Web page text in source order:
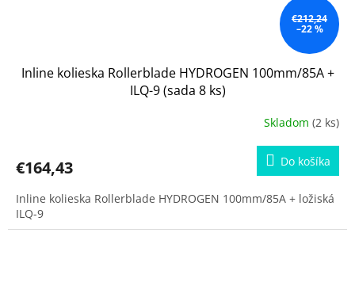
€212,24
–22 %
Inline kolieska Rollerblade HYDROGEN 100mm/85A +
ILQ-9 (sada 8 ks)
Skladom (2 ks)
€164,43 Do košíka
Inline kolieska Rollerblade HYDROGEN 100mm/85A + ložiská
ILQ-9